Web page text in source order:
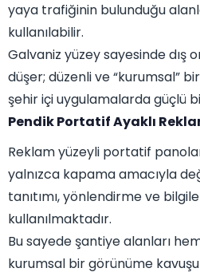
yaya trafiğinin bulunduğu
kullanılabilir.
Galvaniz yüzey sayesinde dış
düşer; düzenli ve “kurumsal”
şehir içi uygulamalarda güçlü
Pendik Portatif Ayaklı
Reklam yüzeyli portatif
yalnızca kapama amacıyla
tanıtımı, yönlendirme ve
kullanılmaktadır.
Bu sayede şantiye alanları
kurumsal bir görünüme